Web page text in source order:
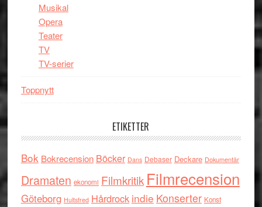
Musikal
Opera
Teater
TV
TV-serier
Toppnytt
ETIKETTER
Bok Bokrecension Böcker Dans Debaser Deckare Dokumentär
Dramaten ekonomi Filmkritik Filmrecension
Göteborg Hultsfred Hårdrock indie Konserter Konst